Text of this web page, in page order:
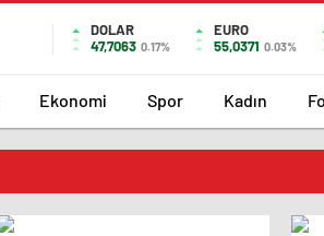
DOLAR
47,7063 0.17%
EURO
55,0371 0.03%
Ekonomi Spor Kadın